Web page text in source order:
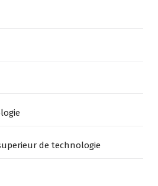
de technologie